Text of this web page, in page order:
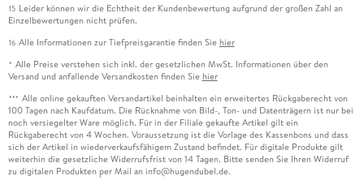
15 Leider können wir die Echtheit der Kundenbewertung aufgrund der großen Zahl an
Einzelbewertungen nicht prüfen.
16 Alle Informationen zur Tiefpreisgarantie finden Sie hier
* Alle Preise verstehen sich inkl. der gesetzlichen MwSt. Informationen über den
Versand und anfallende Versandkosten finden Sie hier
*** Alle online gekauften Versandartikel beinhalten ein erweitertes Rückgaberecht von
100 Tagen nach Kaufdatum. Die Rücknahme von Bild-, Ton- und Datenträgern ist nur bei
noch versiegelter Ware möglich. Für in der Filiale gekaufte Artikel gilt ein
Rückgaberecht von 4 Wochen. Voraussetzung ist die Vorlage des Kassenbons und dass
sich der Artikel in wiederverkaufsfähigem Zustand befindet. Für digitale Produkte gilt
weiterhin die gesetzliche Widerrufsfrist von 14 Tagen. Bitte senden Sie Ihren Widerruf
zu digitalen Produkten per Mail an info@hugendubel.de.